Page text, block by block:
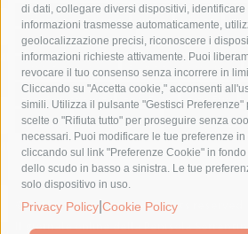
di dati, collegare diversi dispositivi,
informazioni trasmesse automaticamente,
geolocalizzazione precisi, riconoscere i
informazioni richieste attivamente. Puoi
revocare il tuo consenso senza incorrere in
Cliccando su "Accetta cookie," acconsenti
simili. Utilizza il pulsante "Gestisci
scelte o "Rifiuta tutto" per proseguire senza
necessari. Puoi modificare le tue preferenze
cliccando sul link "Preferenze Cookie" in
dello scudo in basso a sinistra. Le tue
solo dispositivo in uso.
Privacy Policy Cookie Policy
massimo coppola
Meta napoli
penisola sorrentina
piano di sorrento
protezione civile
Regione Campania
sindaco cuomo
sorrento studenti
turismo
Vico Equense villa fiorentino
© 2015 SorrentoPress. All rights reserved.
Il giornale online della Penisola